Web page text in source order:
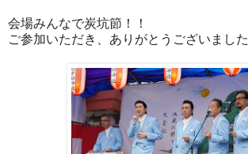
会場みんなで炭坑節！！
ご参加いただき、ありがとうございました